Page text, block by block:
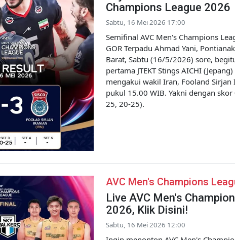
Champions League 2026
Sabtu, 16 Mei 2026 17:00
Semifinal AVC Men's Champions
GOR Terpadu Ahmad Yani,
Barat, Sabtu (16/5/2026) sore,
pertama JTEKT Stings AICHI
mengakui wakil Iran, Fooland Sirjan
pukul 15.00 WIB. Yakni dengan
25, 20-25).
AVC Men's Champions
Live AVC Men's
2026, Klik Disini!
Sabtu, 16 Mei 2026 12:00